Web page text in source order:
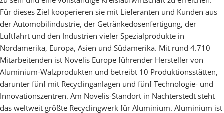
Für dieses Ziel kooperieren sie mit Lieferanten und Kunden aus
der Automobilindustrie, der Getränkedosenfertigung, der
Luftfahrt und den Industrien vieler Spezialprodukte in
Nordamerika, Europa, Asien und Südamerika. Mit rund 4.710
Mitarbeitenden ist Novelis Europe führender Hersteller von
Aluminium-Walzprodukten und betreibt 10 Produktionsstätten,
darunter fünf mit Recyclinganlagen und fünf Technologie- und
Innovationszentren. Am Novelis-Standort in Nachterstedt steht
das weltweit größte Recyclingwerk für Aluminium. Aluminium ist